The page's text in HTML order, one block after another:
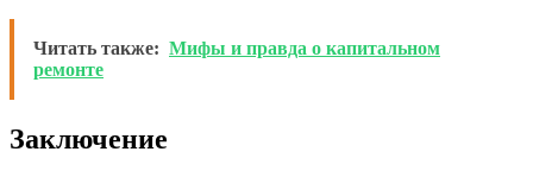
Читать также: Мифы и правда о капитальном
ремонте
Заключение